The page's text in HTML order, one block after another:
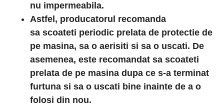
nu impermeabila.
Astfel, producatorul recomanda
sa scoateti periodic prelata de protectie de
pe masina, sa o aerisiti si sa o uscati. De
asemenea, este recomandat sa scoateti
prelata de pe masina dupa ce s-a terminat
furtuna si sa o uscati bine inainte de a o
folosi din nou.